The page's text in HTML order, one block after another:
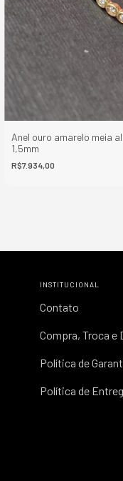
Anel ouro amarelo meia
1,5mm
R$7.934,00
INSTITUCIONAL
Contato
Compra, Troca e
Política de
Política de